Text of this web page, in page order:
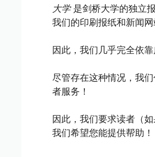
大学是剑桥大学的独立
我们的印刷报纸和新闻
因此，我们几乎完全依
尽管存在这种情况，我
者服务！
因此，我们要求读者（
我们希望您能提供帮助！